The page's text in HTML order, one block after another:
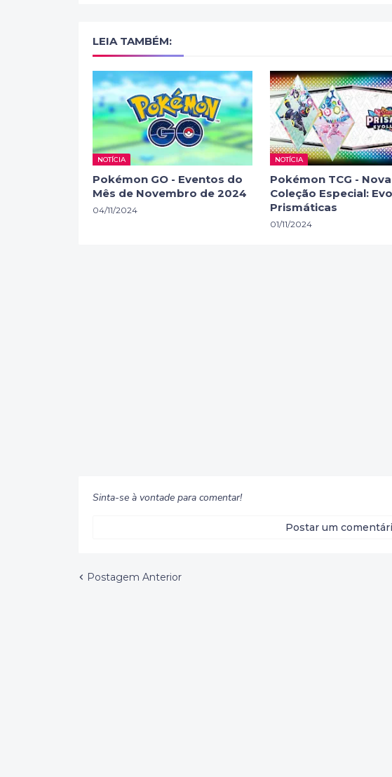
LEIA TAMBÉM:
NOTÍCIA
Pokémon GO - Eventos do
Mês de Novembro de 2024
04/11/2024
NOTÍCIA
Pokémon TCG - Nova
Coleção Especial:
Prismáticas
01/11/2024
Sinta-se à vontade para comentar!
Postar um
Postagem Anterior